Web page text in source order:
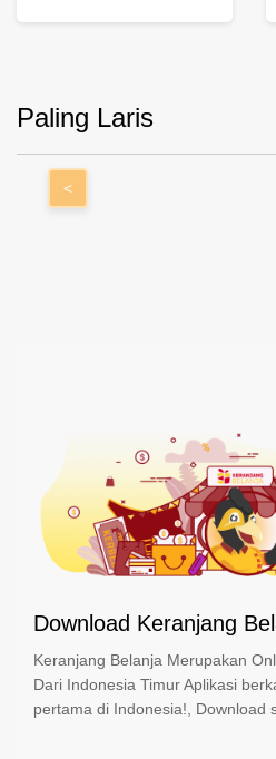
Paling Laris
<
Download Keranjang
Keranjang Belanja Merupakan
Dari Indonesia Timur Aplikasi
pertama di Indonesia!, Download